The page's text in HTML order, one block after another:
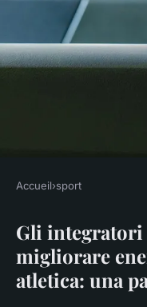
SPORT
Integratori
resistenza
Accueil›sport
Gli
migliorare
atletica: una